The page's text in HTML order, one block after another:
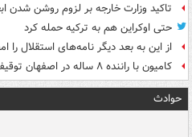
تاکید وزارت خارجه بر لزوم روشن شدن
حتی اوکراین هم به ترکیه حمله کرد
از این به بعد دیگر نامه‌های استقلال را
کامیون با راننده ۸ ساله در اصفهان توقیف شد
حوادث